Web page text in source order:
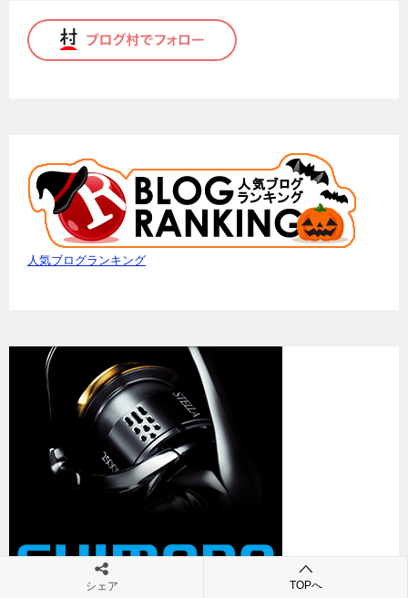
人気ブログランキング
シェア TOPへ